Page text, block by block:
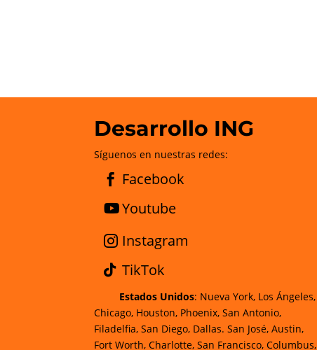
Desarrollo ING
Síguenos en nuestras redes:
Facebook
Youtube
Instagram
TikTok
Estados Unidos: Nueva York, Los Ángeles,
Chicago, Houston, Phoenix, San Antonio,
Filadelfia, San Diego, Dallas. San José, Austin,
Fort Worth, Charlotte, San Francisco, Columbus,